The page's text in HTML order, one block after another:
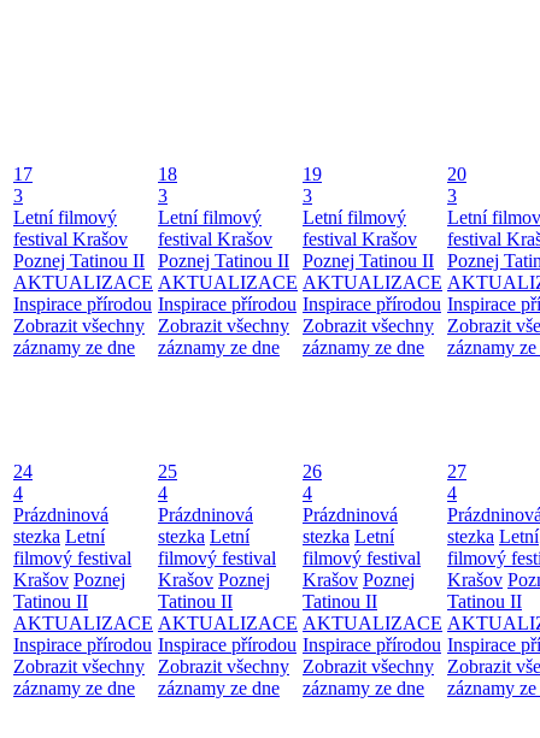
17
3
Letní filmový
festival Krašov
Poznej Tatinou II
AKTUALIZACE
Inspirace přírodou
Zobrazit všechny
záznamy ze dne
18
3
Letní filmový
festival Krašov
Poznej Tatinou II
AKTUALIZACE
Inspirace přírodou
Zobrazit všechny
záznamy ze dne
19
3
Letní filmový
festival Krašov
Poznej Tatinou II
AKTUALIZACE
Inspirace přírodou
Zobrazit všechny
záznamy ze dne
20
3
Letní
festival
Poznej
Inspirace
Zobrazit
záznamy
24
4
Prázdninová
stezka Letní
filmový festival
Krašov Poznej
Tatinou II
AKTUALIZACE
Inspirace přírodou
Zobrazit všechny
záznamy ze dne
25
4
Prázdninová
stezka Letní
filmový festival
Krašov Poznej
Tatinou II
AKTUALIZACE
Inspirace přírodou
Zobrazit všechny
záznamy ze dne
26
4
Prázdninová
stezka Letní
filmový festival
Krašov Poznej
Tatinou II
AKTUALIZACE
Inspirace přírodou
Zobrazit všechny
záznamy ze dne
27
4
stezka Letní
filmový
Krašov
Tatinou II
Inspirace
Zobrazit
záznamy